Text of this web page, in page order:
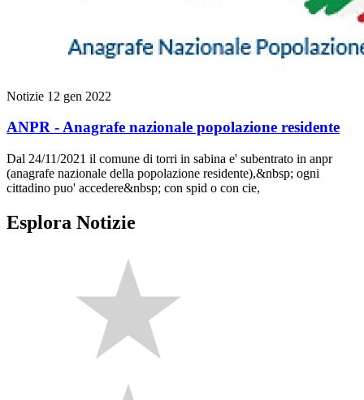
Notizie 12 gen 2022
ANPR - Anagrafe nazionale popolazione residente
Dal 24/11/2021 il comune di torri in sabina e' subentrato in anpr
(anagrafe nazionale della popolazione residente),&nbsp; ogni
cittadino puo' accedere&nbsp; con spid o con cie,
Esplora Notizie